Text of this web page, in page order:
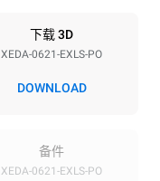
功率
23,1 kW
不包括
下载 3D
XEDA-0621-EXLS-PO
DOWNLOAD
备件
XEDA-0621-EXLS-PO